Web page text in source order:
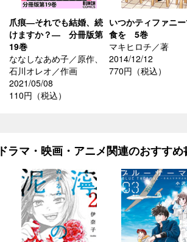
爪痕―それでも結婚、続
けますか？― 分冊版第
19巻
ななしなあめ子／原作、
石川オレオ／作画
2021/05/08
110円（税込）
いつかティファニ
食を 5巻
マキヒロチ／著
2014/12/12
770円（税込）
ドラマ・映画・アニメ関連のおすすめ